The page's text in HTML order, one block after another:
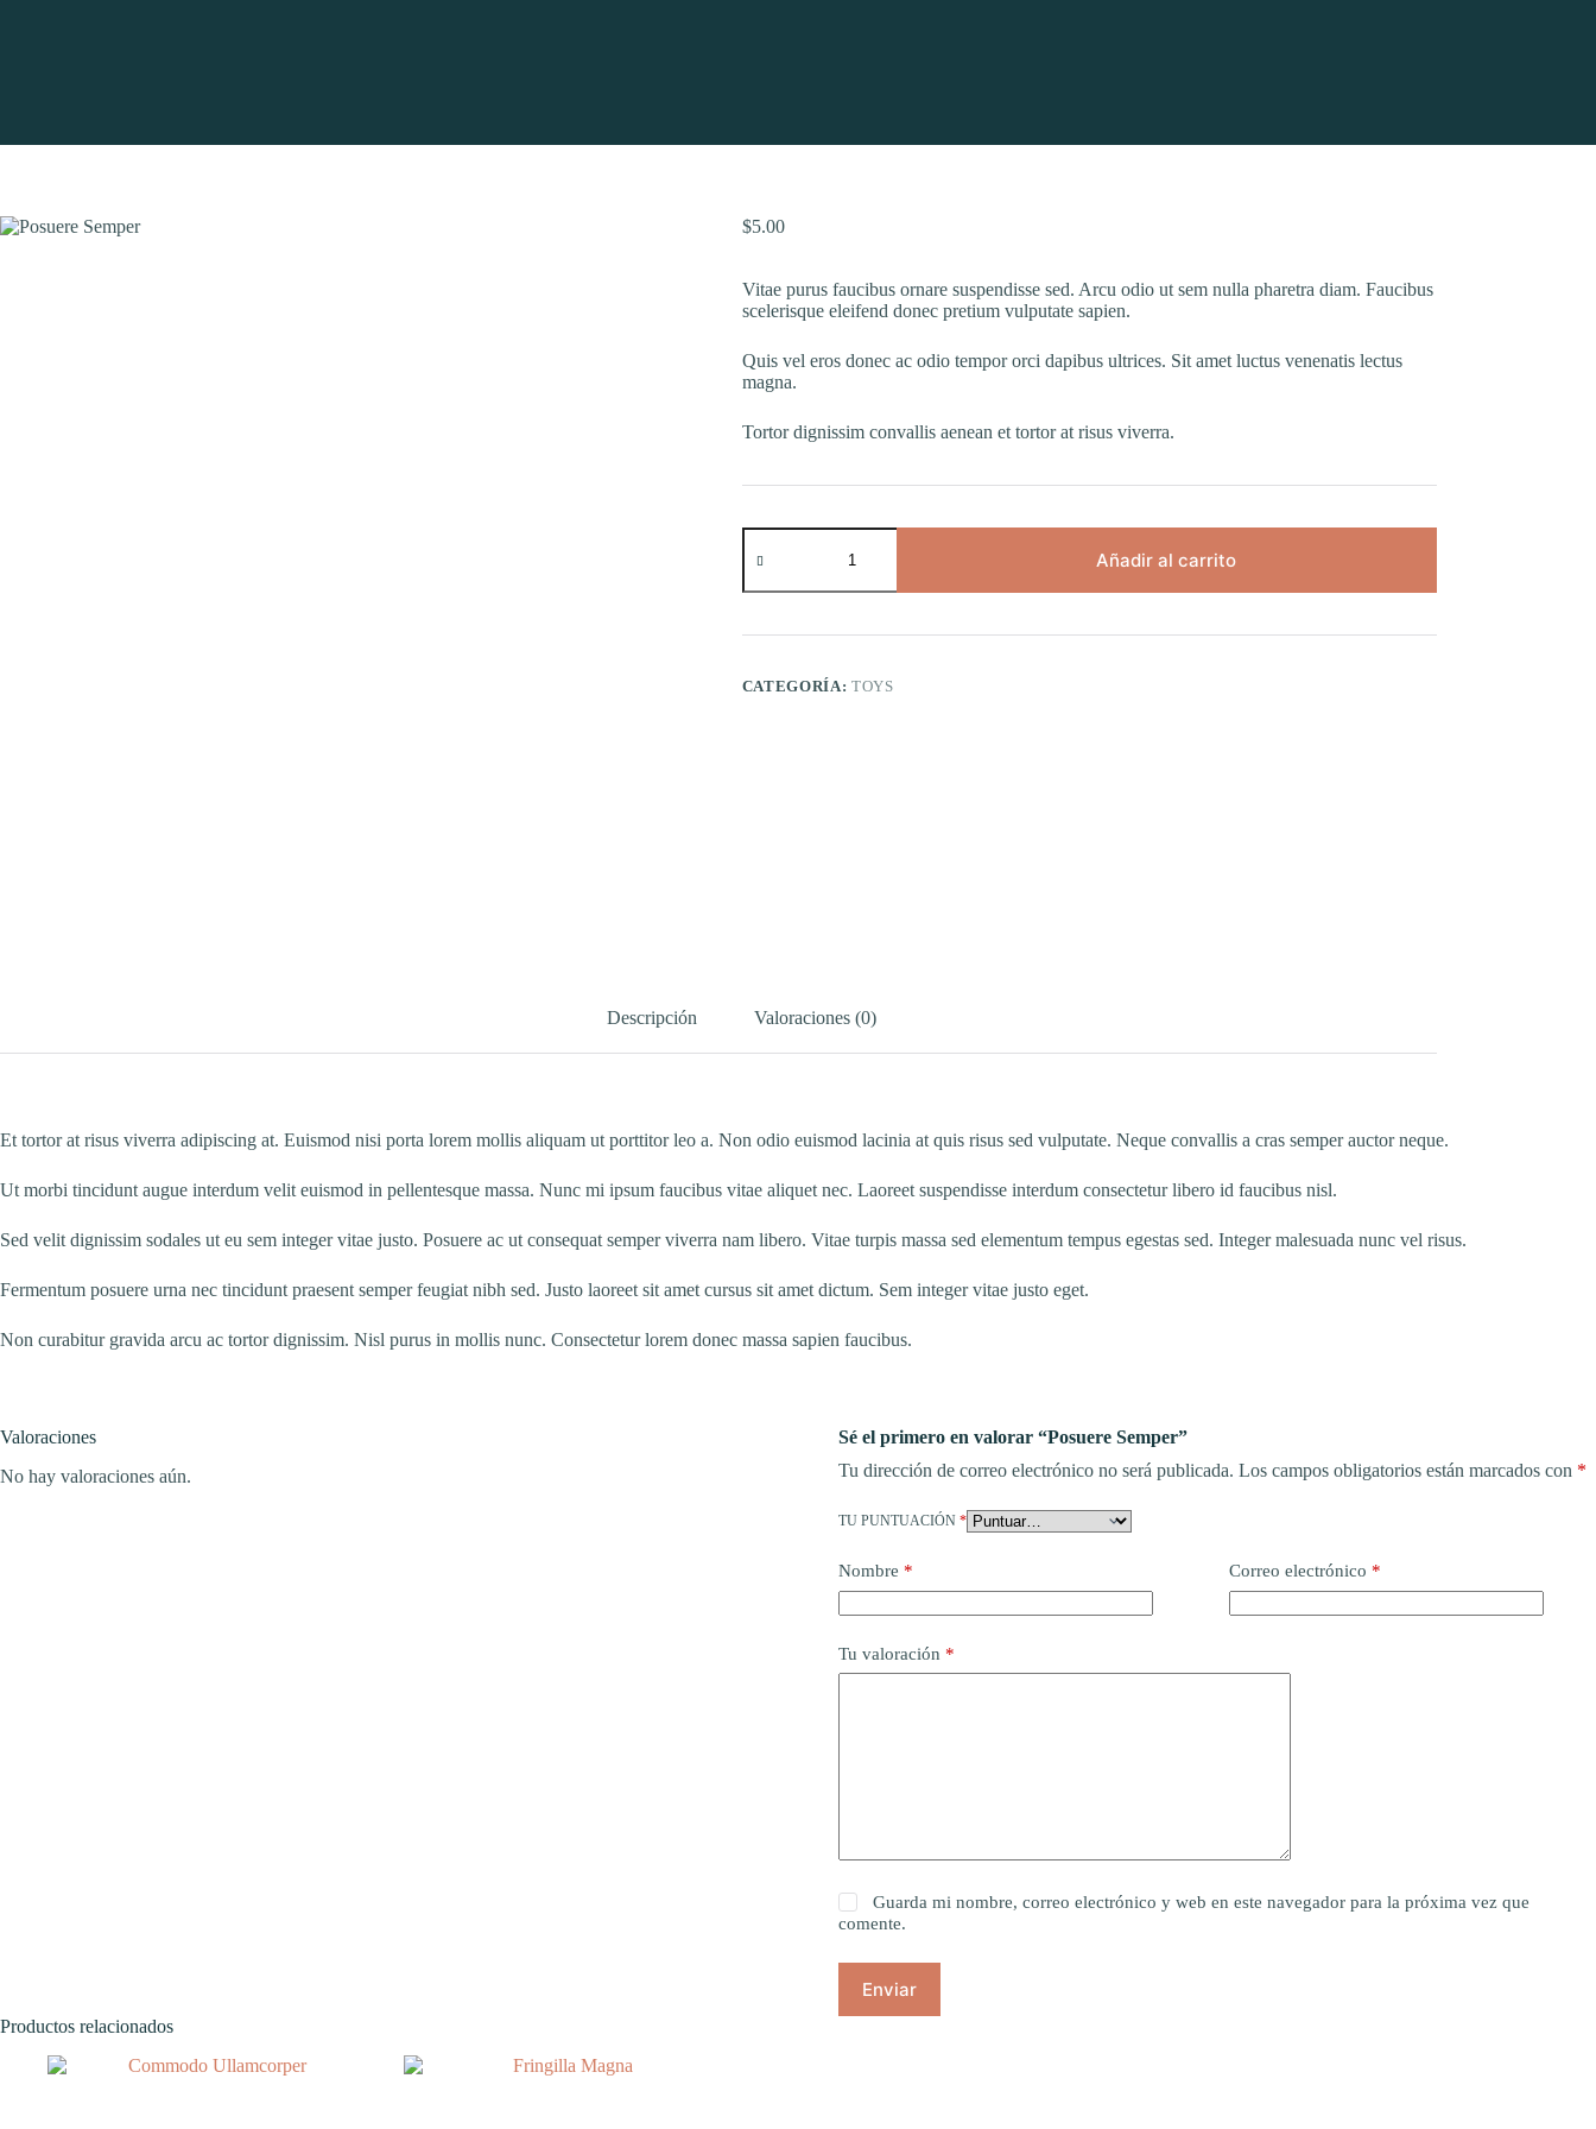
$5.00
Vitae purus faucibus ornare suspendisse sed. Arcu odio ut sem nulla pharetra diam. Faucibus
scelerisque eleifend donec pretium vulputate sapien.
Quis vel eros donec ac odio tempor orci dapibus ultrices. Sit amet luctus venenatis lectus
magna.
Tortor dignissim convallis aenean et tortor at risus viverra.
Posuere
Semper
Añadir al carrito
CATEGORÍA: TOYS
Descripción Valoraciones (0)
Et tortor at risus viverra adipiscing at. Euismod nisi porta lorem mollis aliquam ut porttitor leo a. Non odio euismod lacinia at quis risus sed vulputate. Neque convallis a cras semper auctor neque.
Ut morbi tincidunt augue interdum velit euismod in pellentesque massa. Nunc mi ipsum faucibus vitae aliquet nec. Laoreet suspendisse interdum consectetur libero id faucibus nisl.
Sed velit dignissim sodales ut eu sem integer vitae justo. Posuere ac ut consequat semper viverra nam libero. Vitae turpis massa sed elementum tempus egestas sed. Integer malesuada nunc vel risus.
Fermentum posuere urna nec tincidunt praesent semper feugiat nibh sed. Justo laoreet sit amet cursus sit amet dictum. Sem integer vitae justo eget.
Non curabitur gravida arcu ac tortor dignissim. Nisl purus in mollis nunc. Consectetur lorem donec massa sapien faucibus.
Valoraciones
No hay valoraciones aún.
Sé el primero en valorar “Posuere Semper”
Tu dirección de correo electrónico no será publicada. Los campos obligatorios están marcados con *
TU PUNTUACIÓN *
Nombre * Correo electrónico *
Tu valoración *
Guarda mi nombre, correo electrónico y web en este navegador para la próxima vez que
comente.
Enviar
Productos relacionados